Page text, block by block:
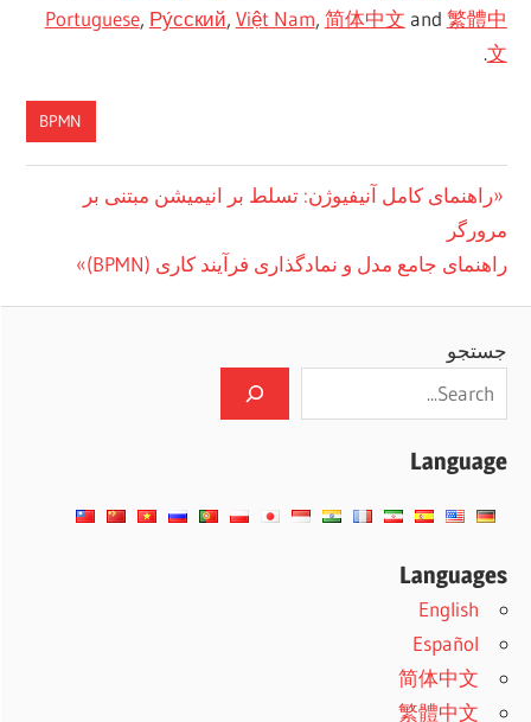
Portuguese, Ру́сский, Việt Nam, 简体中文 and 繁體中
文
.
BPMN
راهبری
نوشته
Previous
Post:
راهنمای کامل آنیفیوژن: تسلط بر انیمیشن مبتنی بر
مرورگر
Next
راهنمای جامع مدل و نمادگذاری فرآیند کاری (BPMN)
جستجو
Language
Languages
English
Español
简体中文
繁體中文